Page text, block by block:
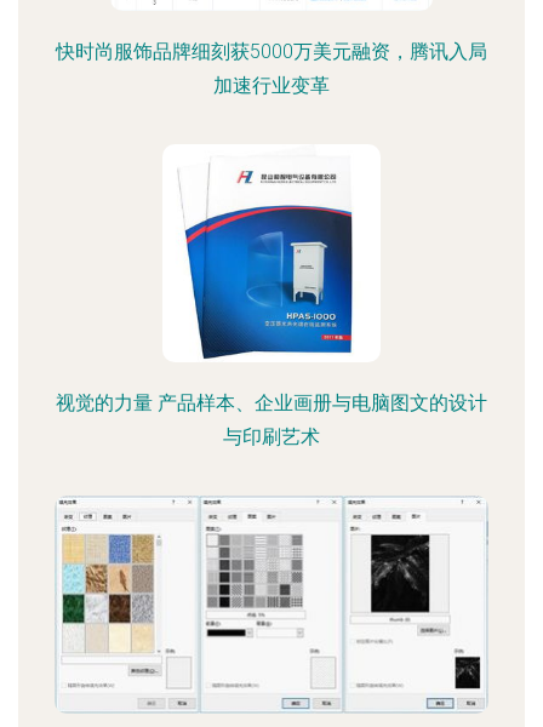
快时尚服饰品牌细刻获5000万美元融资，腾讯入局
加速行业变革
视觉的力量 产品样本、企业画册与电脑图文的设计
与印刷艺术